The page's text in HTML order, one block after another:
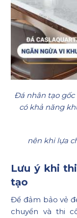
Đá nhân tạo gốc
có khả năng
nên khi lựa
Lưu ý khi
tạo
Để đảm bảo vẻ
chuyển và thi